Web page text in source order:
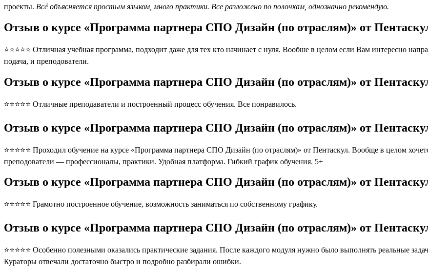
проекты. Всё объясняется простым языком, много практики. Все разложено по полочкам, однозначно рекомендую.
Отзыв о курсе «Программа партнера СПО Дизайн (по отраслям)» от
⭐⭐⭐⭐⭐ Отличная учебная программа, подходит даже для тех кто начинает с нуля. Вообше в целом если Вам интересно
подача, и преподователи.
Отзыв о курсе «Программа партнера СПО Дизайн (по отраслям)» от
⭐⭐⭐⭐⭐ Отличные преподаватели и построенный процесс обучения. Все понравилось.
Отзыв о курсе «Программа партнера СПО Дизайн (по отраслям)» от
⭐⭐⭐⭐⭐ Проходил обучение на курсе «Программа партнера СПО Дизайн (по отраслям)» от Пентаскул. Вообще в целом
преподователи — профессионалы, практики. Удобная платформа. Гибкий график обучения. 5+
Отзыв о курсе «Программа партнера СПО Дизайн (по отраслям)» от
⭐⭐⭐⭐⭐ Грамотно построенное обучение, возможность заниматься по собственному графику.
Отзыв о курсе «Программа партнера СПО Дизайн (по отраслям)» от
⭐⭐⭐⭐⭐ Особенно полезными оказались практические задания. После каждого модуля нужно было выполнять реальные
Кураторы отвечали достаточно быстро и подробно разбирали ошибки.